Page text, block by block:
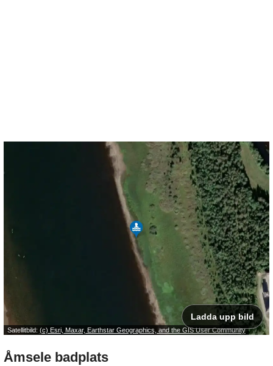
Satellitbild: (c) Esri, Maxar, Earthstar Geographics, and the GIS User Community
Ladda upp bild
Åmsele badplats